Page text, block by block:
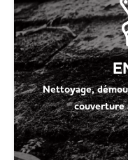
Nettoyage,
couverture